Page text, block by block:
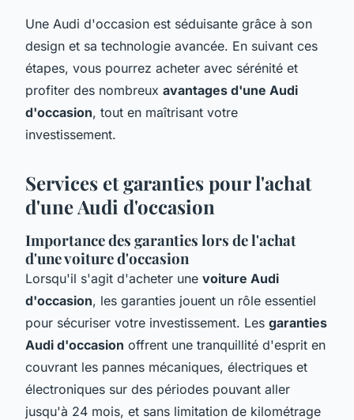
Une Audi d'occasion est séduisante grâce à son
design et sa technologie avancée. En suivant ces
étapes, vous pourrez acheter avec sérénité et
profiter des nombreux avantages d'une Audi
d'occasion, tout en maîtrisant votre
investissement.
Services et garanties pour l'achat
d'une Audi d'occasion
Importance des garanties lors de l'achat
d'une voiture d'occasion
Lorsqu'il s'agit d'acheter une voiture Audi
d'occasion, les garanties jouent un rôle essentiel
pour sécuriser votre investissement. Les garanties
Audi d'occasion offrent une tranquillité d'esprit en
couvrant les pannes mécaniques, électriques et
électroniques sur des périodes pouvant aller
jusqu'à 24 mois, et sans limitation de kilométrage